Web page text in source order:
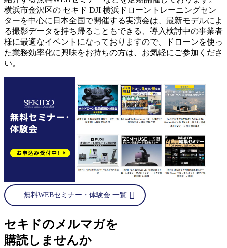
横浜市金沢区の セキド DJI 横浜ドローントレーニングセン
ターを中心に日本全国で開催する実演会は、最新モデルによ
る撮影データを持ち帰ることもできる、導入検討中の事業者
様に最適なイベントになっておりますので、ドローンを使っ
た業務効率化に興味をお持ちの方は、お気軽にご参加くださ
い。
無料WEBセミナー・体験会 一覧
セキドのメルマガを
購読しませんか